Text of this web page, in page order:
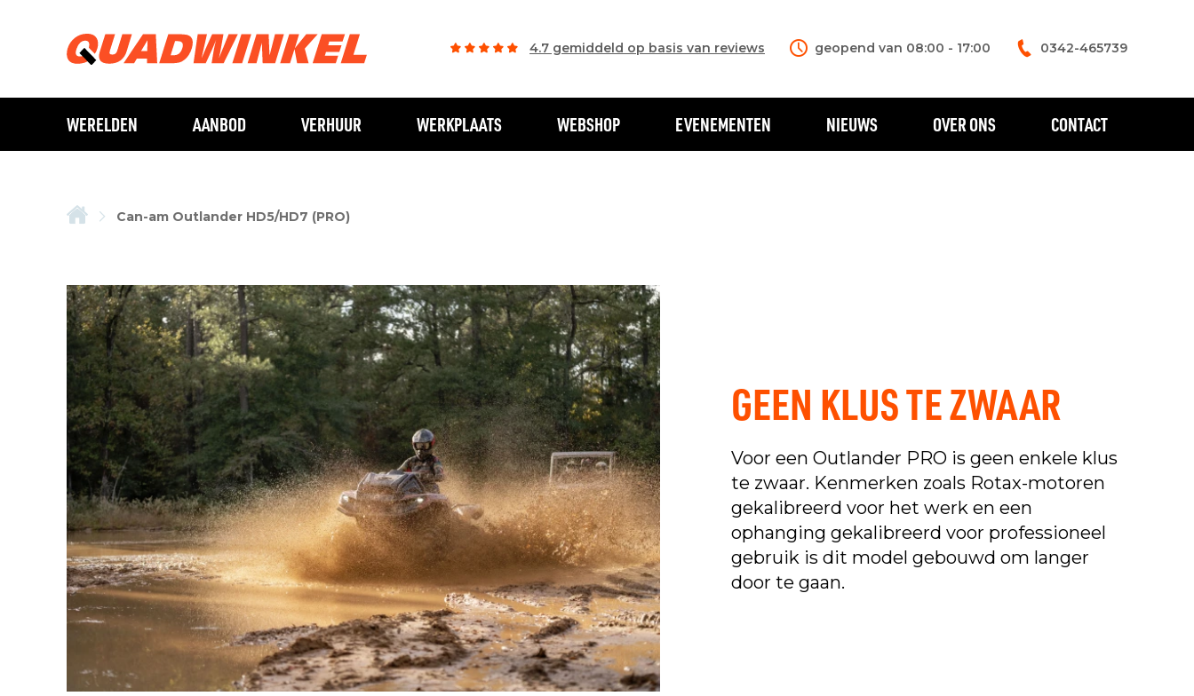
WERELDEN AANBOD VERHUUR WERKPLAATS WEBSHOP EVENEMENTEN NIEUWS OVER ONS CONTACT
4.7 gemiddeld op basis van reviews geopend van 08:00 - 17:00 0342-465739
Can-am Outlander HD5/HD7 (PRO)
GEEN KLUS TE ZWAAR
Voor een Outlander PRO is geen enkele klus
te zwaar. Kenmerken zoals Rotax-motoren
gekalibreerd voor het werk en een
ophanging gekalibreerd voor professioneel
gebruik is dit model gebouwd om langer
door te gaan.